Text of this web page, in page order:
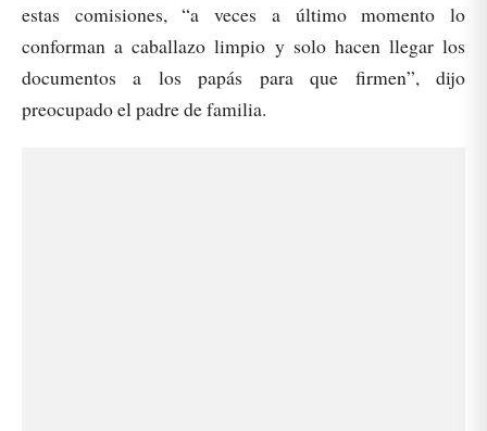
estas comisiones, “a veces a último momento lo
conforman a caballazo limpio y solo hacen llegar los
documentos a los papás para que firmen”, dijo
preocupado el padre de familia.